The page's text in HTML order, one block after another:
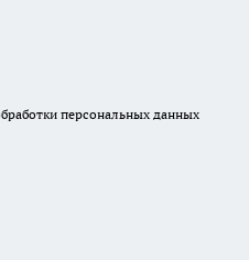
персональных данных